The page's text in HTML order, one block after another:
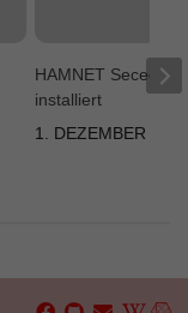
HAMNET Seceda
installiert
1. DEZEMBER 2011